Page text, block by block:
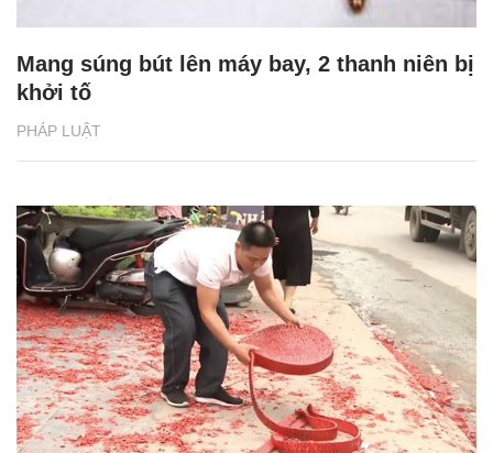
PHÁP LUẬT
Mang súng bút lên máy bay, 2 thanh niên bị
khởi tố